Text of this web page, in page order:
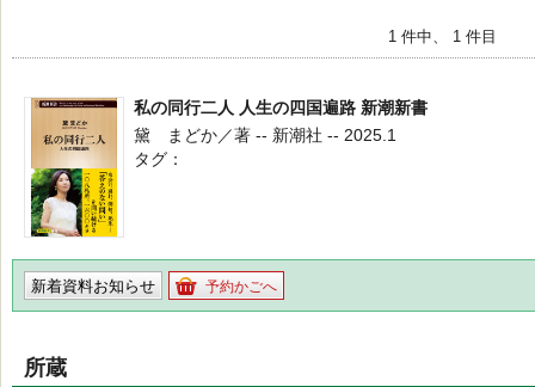
1 件中、 1 件目
私の同行二人 人生の四国遍路 新潮新書
黛 まどか／著 -- 新潮社 -- 2025.1
タグ
新着資料お知らせ 予約かごへ
所蔵